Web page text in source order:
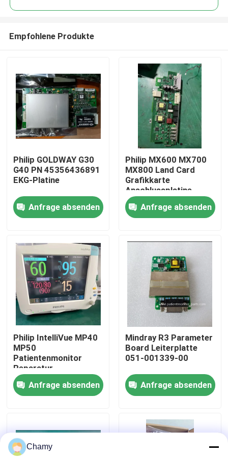
Zu Hause
Produkte
Über uns
Werksbesichtigung
Qualitätskontrolle
Kontakt mit uns
Bitte um ein Angebot
Patientenmonitormodul
Empfohlene Produkte
Philip GOLDWAY G30
G40 PN 45356436891
EKG-Platine
Anfrage absenden
Philip MX600 MX700
MX800 Land Card
Grafikkarte
Anschlussplatine
Anfrage absenden
Philip IntelliVue MP40
MP50
Patientenmonitor
Reparatur
Motherboard Batterie
Anzeige Touchscreen
Tastatur
Anfrage absenden
Mindray R3 Parameter
Board Leiterplatte
051-001339-00
Anfrage absenden
Chamy